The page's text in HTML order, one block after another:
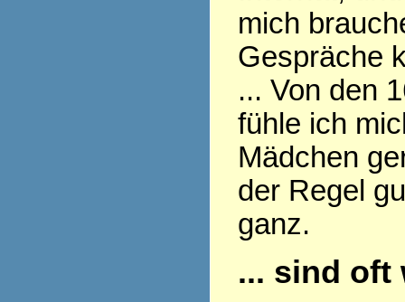
mich
Gespräche
... Von den
fühle ich
Mädchen
der Regel
ganz.
... sind oft